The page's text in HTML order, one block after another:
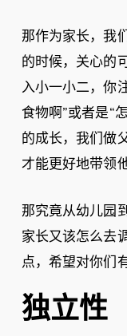
那作为家长，我
的时候，关心的
入小一小二，你
食物啊”或者是“
的成长，我们做
才能更好地带领
那究竟从幼儿园
家长又该怎么去
点，希望对你们
独立性